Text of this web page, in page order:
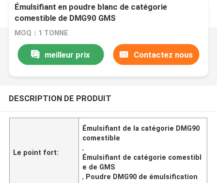
Émulsifiant en poudre blanc de catégorie
comestible de DMG90 GMS
MOQ：1 TONNE
meilleur prix Contactez nous
DESCRIPTION DE PRODUIT
Le point fort:
Émulsifiant de la catégorie DMG90
comestible
,
Émulsifiant de catégorie comestibl
e de GMS
, Poudre DMG90 de émulsification